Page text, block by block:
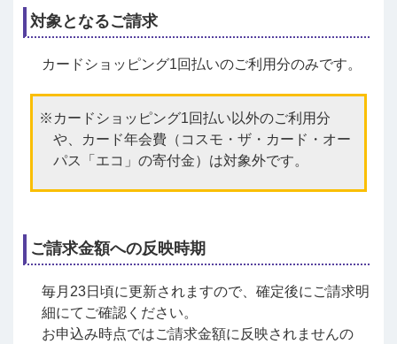
対象となるご請求
カードショッピング1回払いのご利用分のみです。
カードショッピング1回払い以外のご利用分
や、カード年会費（コスモ・ザ・カード・オー
パス「エコ」の寄付金）は対象外です。
ご請求金額への反映時期
毎月23日頃に更新されますので、確定後にご請求明
細にてご確認ください。
お申込み時点ではご請求金額に反映されませんの